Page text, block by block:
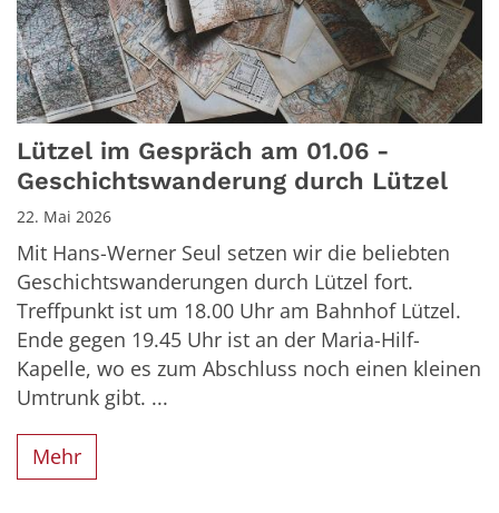
Lützel im Gespräch am 01.06 -
Geschichtswanderung durch Lützel
22. Mai 2026
Mit Hans-Werner Seul setzen wir die beliebten
Geschichtswanderungen durch Lützel fort.
Treffpunkt ist um 18.00 Uhr am Bahnhof Lützel.
Ende gegen 19.45 Uhr ist an der Maria-Hilf-
Kapelle, wo es zum Abschluss noch einen kleinen
Umtrunk gibt. ...
Mehr